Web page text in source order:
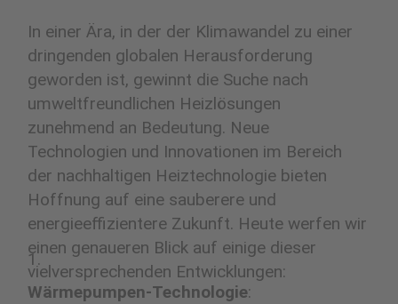
In einer Ära, in der der Klimawandel zu einer
dringenden globalen Herausforderung
geworden ist, gewinnt die Suche nach
umweltfreundlichen Heizlösungen
zunehmend an Bedeutung. Neue
Technologien und Innovationen im Bereich
der nachhaltigen Heiztechnologie bieten
Hoffnung auf eine sauberere und
energieeffizientere Zukunft. Heute werfen wir
einen genaueren Blick auf einige dieser
vielversprechenden Entwicklungen:
Wärmepumpen-Technologie: